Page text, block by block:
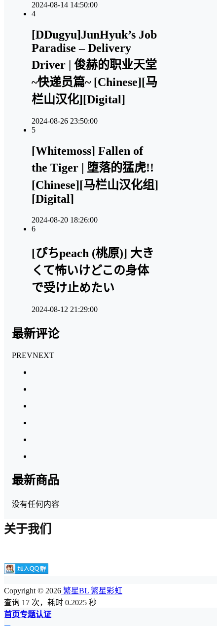
2024-08-14 14:50:00
4
[DDugyu]JunHyuk’s Job
Paradise – Delivery
Driver | 俊赫的职业天堂
~快递员篇~ [Chinese][马
栏山汉化][Digital]
2024-08-26 23:50:00
5
[Whitemoss] Fallen of
the Tiger | 堕落的猛虎!!
[Chinese][马栏山汉化组]
[Digital]
2024-08-20 18:26:00
6
[ぴちpeach (桃原)] 大き
くて怖いけどこの身体
で受け止めたい
2024-08-12 21:29:00
最新评论
PREVNEXT
最新商品
没有任何内容
关于我们
Copyright © 2026 繁星BL 繁星彩虹
查询 17 次，耗时 0.2025 秒
首页专题认证